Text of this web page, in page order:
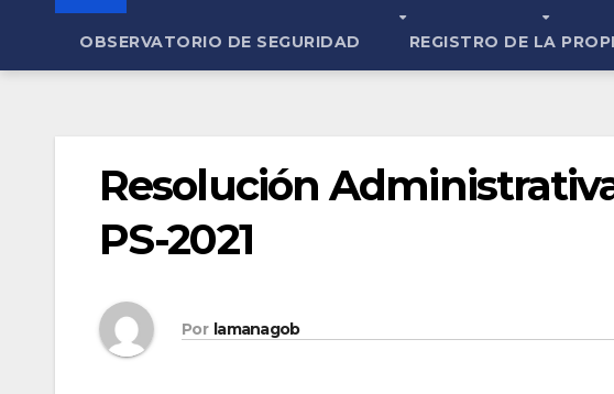
OBSERVATORIO DE SEGURIDAD REGISTRO DE LA
Resolución
PS-2021
Por lamanagob